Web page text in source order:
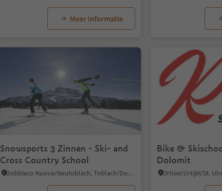
Meer informatie
Snowsports 3 Zinnen - Ski- and
Cross Country School
Dobbiaco Nuova/Neutoblach, Toblach/Dobbiaco, Dolomites Region 3 Zinnen
Bike &
Dolomit